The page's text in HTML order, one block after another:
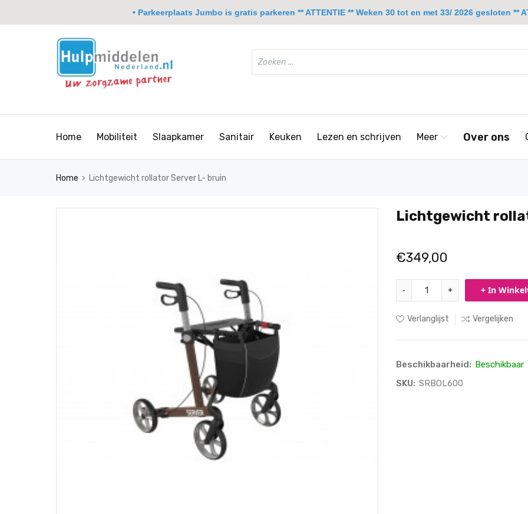
Home Mobiliteit Slaapkamer Sanitair Keuken Lezen en schrijven Meer Over ons
Home › Lichtgewicht rollator Server L- bruin
Lichtgewicht
€349,00
- + + In
Verlanglijst Vergelijken
Beschikbaarheid: Beschikbaar
SKU: SRBOL600
• Parkeerplaats Jumbo is gratis parkeren ** ATTENTIE ** Weken 30 tot en met 33/ 2026 gesloten **